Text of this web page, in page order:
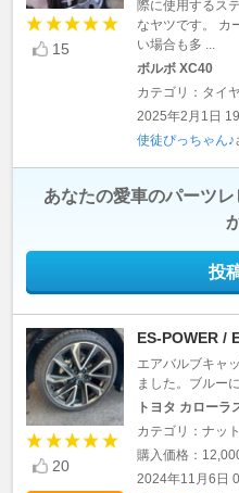
15
際に使用するス
なヤツです。 カ
い場合も多 ...
ボルボ XC40
カテゴリ：タイ
2025年2月1日
使徒ぴっちゃん♪
あなたの愛車のパーツ
投
20
ES-POWER /
エアバルブキャ
ました。ブルー
トヨタ カローラ
カテゴリ：ナット
購入価格：
2024年11月6日